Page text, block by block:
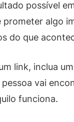
possível
prometer algo
do que
link, inclua
vai
funciona.